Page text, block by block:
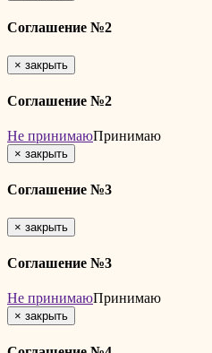
Соглашение №2
× закрыть
Соглашение №2
Не принимаюПринимаю
× закрыть
Соглашение №3
× закрыть
Соглашение №3
Не принимаюПринимаю
× закрыть